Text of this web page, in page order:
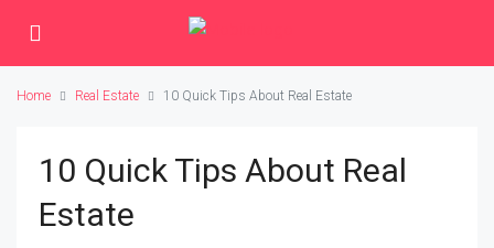
Home Real Estate 10 Quick Tips About Real Estate
10 Quick Tips About Real
Estate